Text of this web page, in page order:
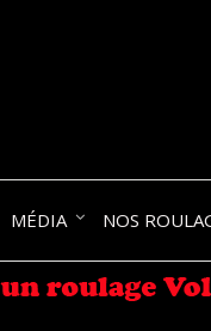
MÉDIA NOS